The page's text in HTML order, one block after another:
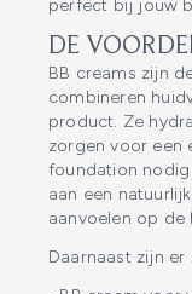
perfect bij jouw
DE
BB creams zijn
combineren
product. Ze
zorgen voor een
foundation
aan een
aanvoelen op de
Daarnaast zijn